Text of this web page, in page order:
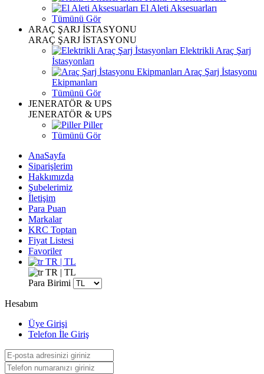
El Aleti Aksesuarları
Tümünü Gör
ARAÇ ŞARJ İSTASYONU
ARAÇ ŞARJ İSTASYONU
Elektrikli Araç Şarj
İstasyonları
Araç Şarj İstasyonu
Ekipmanları
Tümünü Gör
JENERATÖR & UPS
JENERATÖR & UPS
Piller
Tümünü Gör
AnaSayfa
Siparişlerim
Hakkımızda
Şubelerimiz
İletişim
Para Puan
Markalar
KRC Toptan
Fiyat Listesi
Favoriler
TR | TL
TR | TL
Para Birimi
Hesabım
Üye Girişi
Telefon İle Giriş